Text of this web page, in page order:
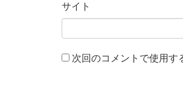
サイト
次回のコメントで使用す